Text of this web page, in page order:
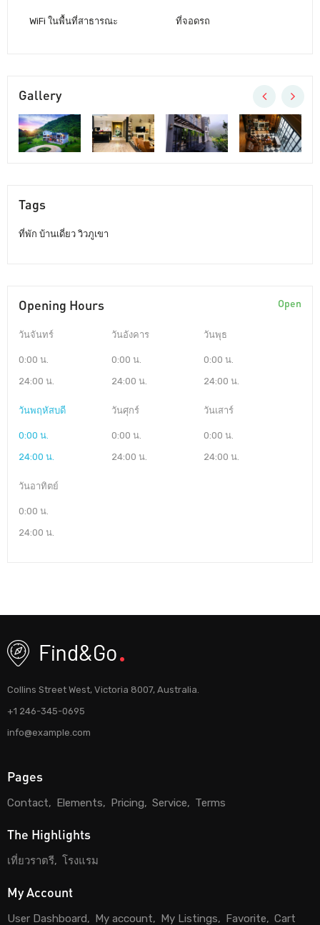
WiFi ในพื้นที่สาธารณะ ที่จอดรถ
Gallery
Tags
ที่พัก บ้านเดี่ยว วิวภูเขา
Opening Hours Open
วันจันทร์
0:00 น.
24:00 น.
วันอังคาร
0:00 น.
24:00 น.
วันพุธ
0:00 น.
24:00 น.
วันพฤหัสบดี
0:00 น.
24:00 น.
วันศุกร์
0:00 น.
24:00 น.
วันเสาร์
0:00 น.
24:00 น.
วันอาทิตย์
0:00 น.
24:00 น.
Collins Street West, Victoria 8007, Australia.
+1 246-345-0695
info@example.com
Pages
Contact Elements Pricing Service Terms
The Highlights
เที่ยวราตรี โรงแรม
My Account
User Dashboard My account My Listings Favorite Cart